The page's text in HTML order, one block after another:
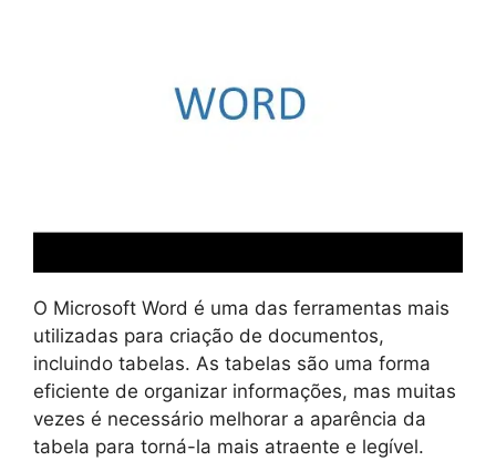
O Microsoft Word é uma das ferramentas mais
utilizadas para criação de documentos,
incluindo tabelas. As tabelas são uma forma
eficiente de organizar informações, mas muitas
vezes é necessário melhorar a aparência da
tabela para torná-la mais atraente e legível.